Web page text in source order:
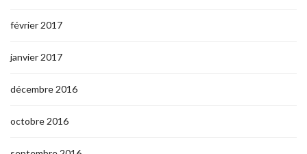
février 2017
janvier 2017
décembre 2016
octobre 2016